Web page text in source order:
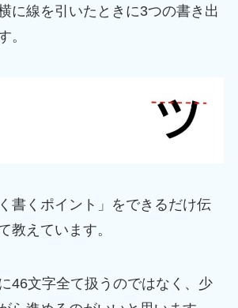
に線を引いたときに3つの書き出
。
書くポイント」をできるだけ伝
教えています。
46文字全て扱うのではなく、少